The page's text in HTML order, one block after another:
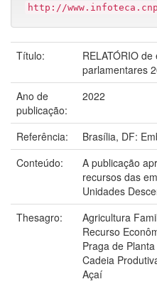
http://
Título:
RELATÓRIO
parlamentares
Ano de
publicação:
2022
Referência:
Brasília, DF:
Conteúdo:
A publicação
recursos das
Unidades
Thesagro:
Agricultura
Recurso
Praga de Planta
Cadeia
Açaí